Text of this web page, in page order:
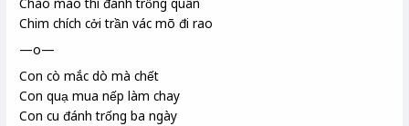
Chào mào thì đánh trống quân
Chim chích cởi trần vác mõ đi rao
—o—
Con cò mắc dò mà chết
Con quạ mua nếp làm chay
Con cu đánh trống ba ngày